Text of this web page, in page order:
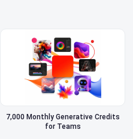
7,000 Monthly Generative Credits
for Teams